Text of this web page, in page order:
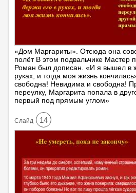
«Дом Маргариты». Отсюда она
полёт В этом подвальчике Мастер
Роман был дописан. «И я вышел в
руках, и тогда моя жизнь
свободна! Невидима и свободна!
переулку, Маргарита попала в
первый под прямым углом»
Cлайд 14